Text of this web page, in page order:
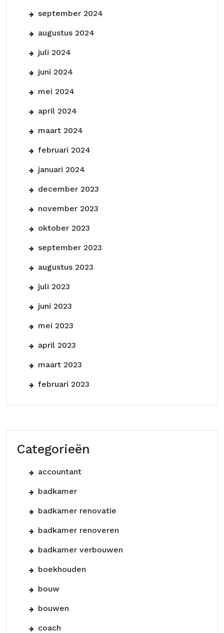
september 2024
augustus 2024
juli 2024
juni 2024
mei 2024
april 2024
maart 2024
februari 2024
januari 2024
december 2023
november 2023
oktober 2023
september 2023
augustus 2023
juli 2023
juni 2023
mei 2023
april 2023
maart 2023
februari 2023
Categorieën
accountant
badkamer
badkamer renovatie
badkamer renoveren
badkamer verbouwen
boekhouden
bouw
bouwen
coach